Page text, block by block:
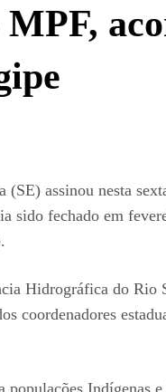
assinou nesta
sido fechado em
Hidrográfica do Rio
coordenadores
Indígenas